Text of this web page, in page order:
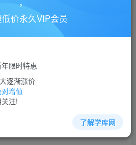
后查看
10
立即购买
登录！建议登陆后购买，可保存购买订单
价永久VIP会员
限时特惠
逐渐涨价
增值
注!
了解学库网